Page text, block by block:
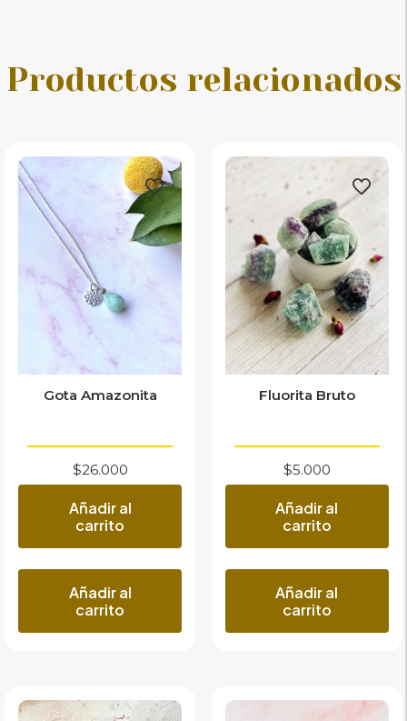
Productos relacionados
Gota Amazonita
$26.000
Añadir al
carrito
Añadir al
carrito
Fluorita Bruto
$5.000
Añadir al
carrito
Añadir al
carrito